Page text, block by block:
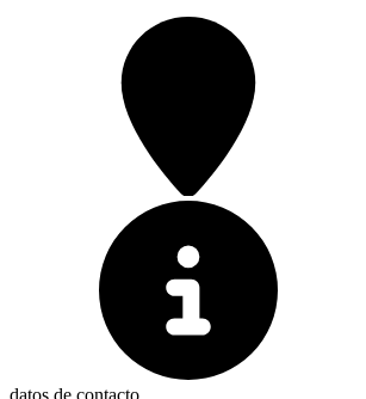
datos de contacto